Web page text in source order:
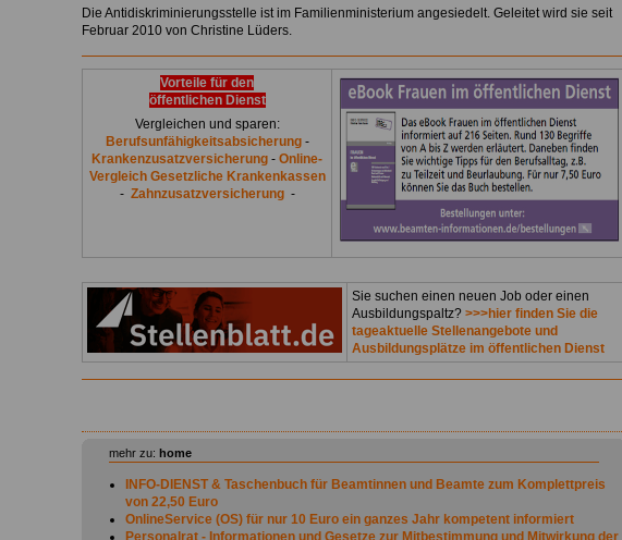
Die Antidiskriminierungsstelle ist im Familienministerium angesiedelt. Geleitet wird sie seit
Februar 2010 von Christine Lüders.
Vorteile für den
öffentlichen Dienst
Vergleichen und sparen:
Berufsunfähigkeitsabsicherung-
Krankenzusatzversicherung - Online-
Vergleich Gesetzliche Krankenkassen
- Zahnzusatzversicherung-
Sie suchen einen neuen Job oder einen
Ausbildungspaltz? >>>hier finden Sie die
tageaktuelle Stellenangebote und
Ausbildungsplätze im öffentlichen Dienst
mehr zu: home
INFO-DIENST & Taschenbuch für Beamtinnen und Beamte zum Komplettpreis
von 22,50 Euro
OnlineService (OS) für nur 10 Euro ein ganzes Jahr kompetent informiert